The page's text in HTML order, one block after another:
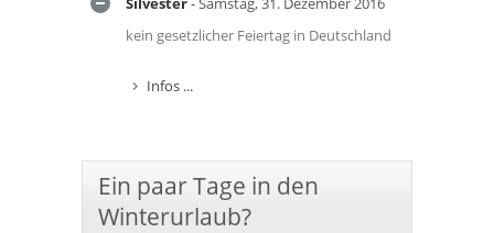
kein gesetzlicher Feiertag in Deutschland
Infos ...
Ein paar Tage in den
Winterurlaub?